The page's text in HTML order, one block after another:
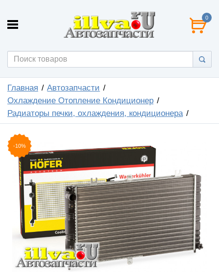
0
Главная
Автозапчасти
Охлаждение Отопление Кондиционер
Радиаторы печки, охлаждения, кондиционера
-10%